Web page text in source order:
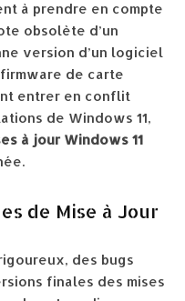
à prendre en compte
obsolète d’un
version d’un logiciel
de carte
entrer en conflit
de Windows 11,
à jour Windows 11
de Mise à Jour
des bugs
finales des mises